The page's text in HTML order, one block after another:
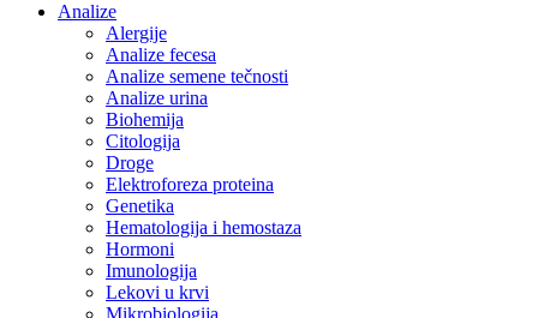
Analize
Alergije
Analize fecesa
Analize semene tečnosti
Analize urina
Biohemija
Citologija
Droge
Elektroforeza proteina
Genetika
Hematologija i hemostaza
Hormoni
Imunologija
Lekovi u krvi
Mikrobiologija